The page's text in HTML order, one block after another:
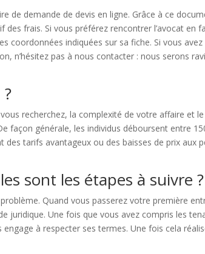
de demande de devis en ligne. Grâce à ce
frais. Si vous préférez rencontrer l’avocat en
coordonnées indiquées sur sa fiche. Si vous
n’hésitez pas à nous contacter : nous serons
recherchez, la complexité de votre affaire et
façon générale, les individus déboursent entre
tarifs avantageux ou des baisses de prix aux
sont les étapes à suivre ?
Quand vous passerez votre première
juridique. Une fois que vous avez compris les
à respecter ses termes. Une fois cela